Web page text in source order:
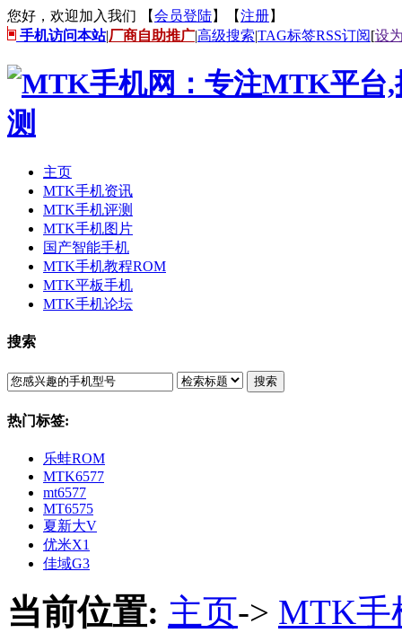
您好，欢迎加入我们 【会员登陆】【注册】
手机访问本站|厂商自助推广|高级搜索|TAG标签RSS订阅[设
主页
MTK手机资讯
MTK手机评测
MTK手机图片
国产智能手机
MTK手机教程ROM
MTK平板手机
MTK手机论坛
搜索
搜索
热门标签:
乐蛙ROM
MTK6577
mt6577
MT6575
夏新大V
优米X1
佳域G3
当前位置: 主页-> MTK手